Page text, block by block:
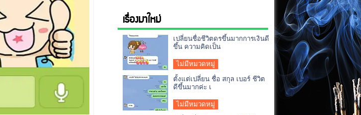
เรื่องมาใหม่
เปลี่ยนชื่อชีวิตดรขึ้นมากการเงินดี
ขึ้น ความคิดเป็น
ไม่มีหมวดหมู่
ตั้งแต่เปลี่ยน ชื่อ สกุล เบอร์ ชีวิต
ดีขึ้นมากค่ะ เ
ไม่มีหมวดหมู่